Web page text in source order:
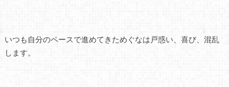
いつも自分のペースで進めてきためぐなは戸惑い、喜び、混乱
します。